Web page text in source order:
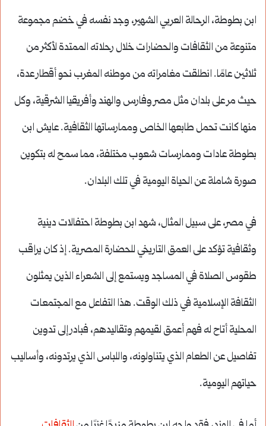
ابن بطوطة، الرحالة العربي الشهير، وجد نفسه في خضم مجموعة
متنوعة من الثقافات والحضارات خلال رحلاته الممتدة لأكثر من
ثلاثين عامًا. انطلقت مغامراته من موطنه المغرب نحو أقطار عدة،
حيث مر على بلدان مثل مصر وفارس والهند وأفريقيا الشرقية، وكل
منها كانت تحمل طابعها الخاص وممارساتها الثقافية. عايش ابن
بطوطة عادات وممارسات شعوب مختلفة، مما سمح له بتكوين
صورة شاملة عن الحياة اليومية في تلك البلدان.
في مصر، على سبيل المثال، شهد ابن بطوطة احتفالات دينية
وثقافية تؤكد على العمق التاريخي للحضارة المصرية. إذ كان يراقب
طقوس الصلاة في المساجد ويستمع إلى الشعراء الذين يمثلون
الثقافة الإسلامية في ذلك الوقت. هذا التفاعل مع المجتمعات
المحلية أتاح له فهم أعمق لقيمهم وتقاليدهم، فبادر إلى تدوين
تفاصيل عن الطعام الذي يتناولونه، واللباس الذي يرتدونه، وأساليب
حياتهم اليومية.